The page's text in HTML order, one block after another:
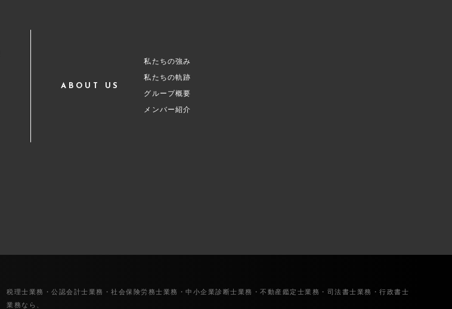
ABOUT US
私たちの強み
私たちの軌跡
グループ概要
メンバー紹介
税理士業務・公認会計士業務・社会保険労務士業務・中小企業診断士業務・不動産鑑定士業務・司法書士業務・行政書士
業務なら、